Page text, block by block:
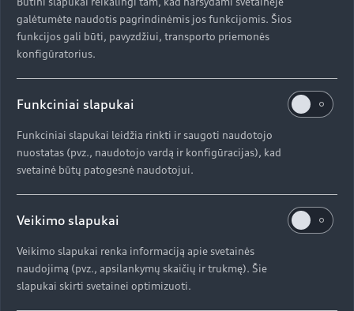
galėtumėte naudotis pagrindinėmis jos funkcijomis. Šios
funkcijos gali būti, pavyzdžiui, transporto priemonės
konfigūratorius.
Funkciniai slapukai
Funkciniai slapukai leidžia rinkti ir saugoti naudotojo
nuostatas (pvz., naudotojo vardą ir konfigūracijas), kad
svetainė būtų patogesnė naudotojui.
Veikimo slapukai
Veikimo slapukai renka informaciją apie svetainės
naudojimą (pvz., apsilankymų skaičių ir trukmę). Šie
slapukai skirti svetainei optimizuoti.